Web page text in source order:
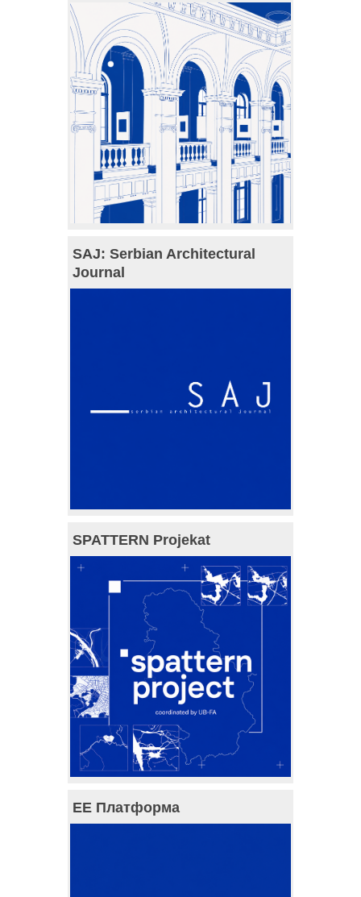
SAJ: Serbian Architectural
Journal
SPATTERN Projekat
ЕЕ Платформа